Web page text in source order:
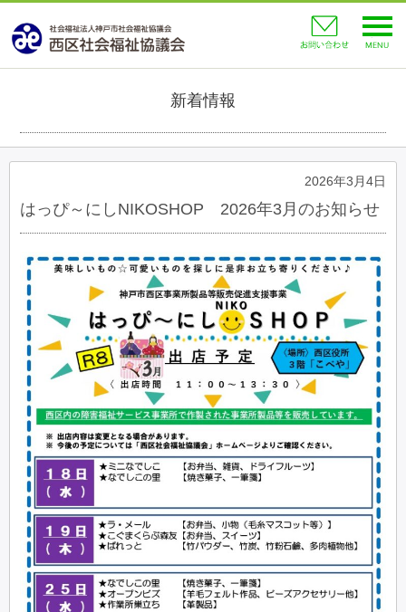
新着情報
2026年3月4日
はっぴ～にしNIKOSHOP 2026年3月のお知らせ